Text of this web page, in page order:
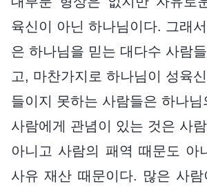
육신이 아닌 하나님이다. 그래
은 하나님을 믿는 대다수 사람
고, 마찬가지로 하나님이 성육
들이지 못하는 사람들은 하나
사람에게 관념이 있는 것은 사
아니고 사람의 패역 때문도 아
사유 재산 때문이다. 많은 사